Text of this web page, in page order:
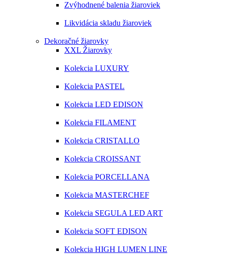
Zvýhodnené balenia žiaroviek
Likvidácia skladu žiaroviek
Dekoračné žiarovky
XXL Žiarovky
Kolekcia LUXURY
Kolekcia PASTEL
Kolekcia LED EDISON
Kolekcia FILAMENT
Kolekcia CRISTALLO
Kolekcia CROISSANT
Kolekcia PORCELLANA
Kolekcia MASTERCHEF
Kolekcia SEGULA LED ART
Kolekcia SOFT EDISON
Kolekcia HIGH LUMEN LINE